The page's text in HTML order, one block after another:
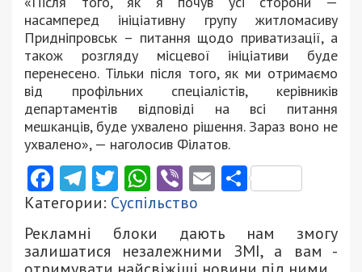
насамперед ініціативну групу житломасиву
Придніпровськ – питання щодо приватизації, а
також розгляду місцевої ініціативи буде
перенесено. Тільки після того, як ми отримаємо
від профільних спеціалістів, керівників
департаментів відповіді на всі питання
мешканців, буде ухвалено рішення. Зараз воно не
ухвалено», — наголосив Філатов.
Facebook
Telegram
Twitter
WhatsApp
ViberEmail
Категории: Суспільство
Рекламні блоки дають нам змогу
залишатися незалежними ЗМІ, а вам -